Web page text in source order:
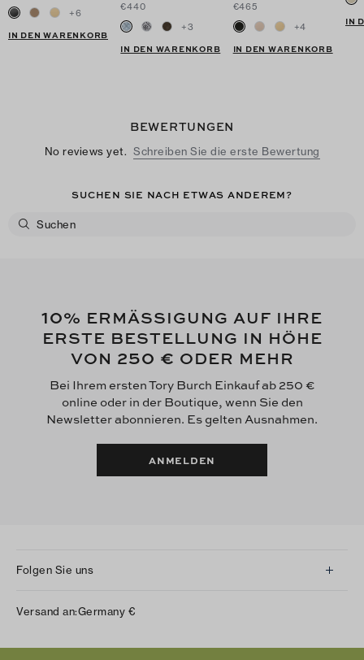
+6
IN DEN WARENKORB
€440
+3
IN DEN WARENKORB
€465
+4
IN DEN WARENKORB
IN
BEWERTUNGEN
No reviews yet. Schreiben Sie die erste Bewertung
SUCHEN SIE NACH ETWAS ANDEREM?
10% ERMÄSSIGUNG AUF IHRE
ERSTE BESTELLUNG IN HÖHE
VON 250 € ODER MEHR
Bei Ihrem ersten Tory Burch Einkauf ab 250 €
online oder in der Boutique, wenn Sie den
Newsletter abonnieren. Es gelten Ausnahmen.
ANMELDEN
Folgen Sie uns
Twitter
Versand an:Germany €